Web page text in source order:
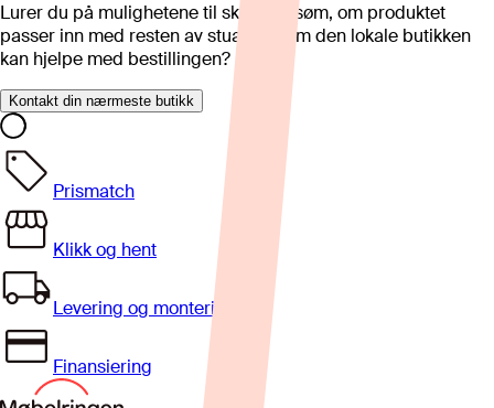
Lurer du på mulighetene til skreddersøm, om produktet
passer inn med resten av stua eller om den lokale butikken
kan hjelpe med bestillingen?
Kontakt din nærmeste butikk
Prismatch
Klikk og hent
Levering og montering
Finansiering